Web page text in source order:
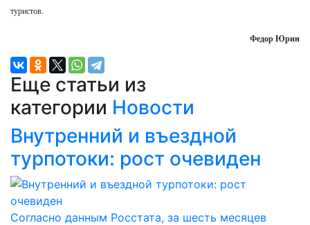
туристов.
Федор Юрин
Еще статьи из
категории Новости
Внутренний и въездной
турпотоки: рост очевиден
Согласно данным Росстата, за шесть месяцев